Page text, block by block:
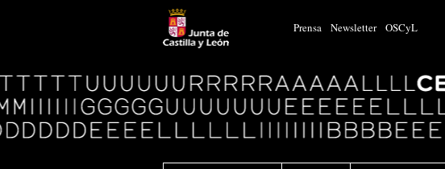
Prensa Newsletter OSCyL
Logo
Centro
Cultural
Miguel
Delibes